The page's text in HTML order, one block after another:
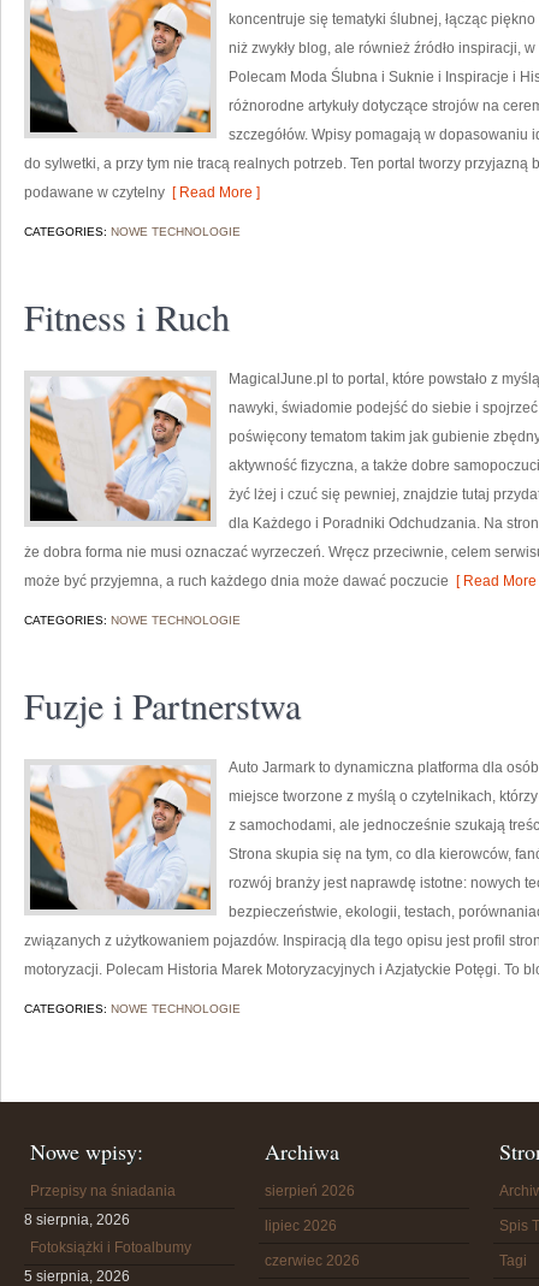
koncentruje się tematyki ślubnej, łącząc
niż zwykły blog, ale również źródło inspiracji,
Polecam Moda Ślubna i Suknie i Inspiracje i
różnorodne artykuły dotyczące strojów na
szczegółów. Wpisy pomagają w
do sylwetki, a przy tym nie tracą realnych potrzeb. Ten portal tworzy przyjazną
podawane w czytelny [ Read More ]
CATEGORIES: NOWE TECHNOLOGIE
Fitness i Ruch
MagicalJune.pl to portal, które powstało z
nawyki, świadomie podejść do siebie i
poświęcony tematom takim jak gubienie
aktywność fizyczna, a także dobre
żyć lżej i czuć się pewniej, znajdzie tutaj
dla Każdego i Poradniki Odchudzania. Na
że dobra forma nie musi oznaczać wyrzeczeń. Wręcz przeciwnie, celem
może być przyjemna, a ruch każdego dnia może dawać poczucie [ Read More
CATEGORIES: NOWE TECHNOLOGIE
Fuzje i Partnerstwa
Auto Jarmark to dynamiczna platforma dla
miejsce tworzone z myślą o czytelnikach,
z samochodami, ale jednocześnie szukają
Strona skupia się na tym, co dla kierowców,
rozwój branży jest naprawdę istotne: nowych
bezpieczeństwie, ekologii, testach,
związanych z użytkowaniem pojazdów. Inspiracją dla tego opisu jest profil
motoryzacji. Polecam Historia Marek Motoryzacyjnych i Azjatyckie Potęgi. To
CATEGORIES: NOWE TECHNOLOGIE
Nowe wpisy:
Przepisy na śniadania
8 sierpnia, 2026
Fotoksiążki i Fotoalbumy
5 sierpnia, 2026
Archiwa
sierpień 2026
lipiec 2026
czerwiec 2026
Spis
Tagi